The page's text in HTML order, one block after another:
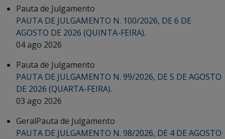
Pauta de Julgamento
PAUTA DE JULGAMENTO N. 100/2026, DE 6 DE
AGOSTO DE 2026 (QUINTA-FEIRA).
04 ago 2026
Pauta de Julgamento
PAUTA DE JULGAMENTO N. 99/2026, DE 5 DE AGOSTO
DE 2026 (QUARTA-FEIRA).
03 ago 2026
GeralPauta de Julgamento
PAUTA DE JULGAMENTO N. 98/2026, DE 4 DE AGOSTO